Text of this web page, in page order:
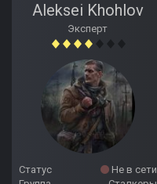
Aleksei Khohlov
Эксперт
Статус
Не в сети